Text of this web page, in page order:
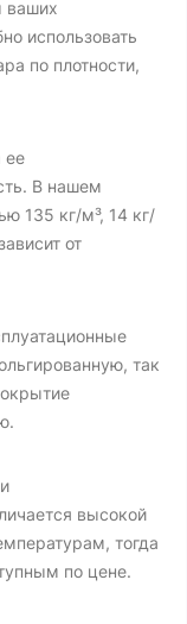
ваших
использовать
по плотности,
ее
В нашем
135 кг/м³, 14 кг/
от
так
высокой
тогда
по цене.